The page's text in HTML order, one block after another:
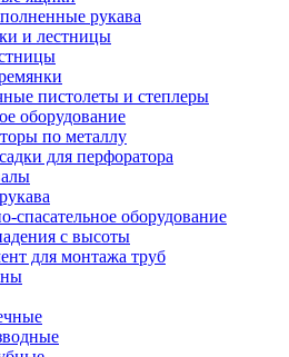
рукава
и лестницы
пистолеты и степлеры
оборудование
по металлу
для перфоратора
спасательное оборудование
с высоты
для монтажа труб